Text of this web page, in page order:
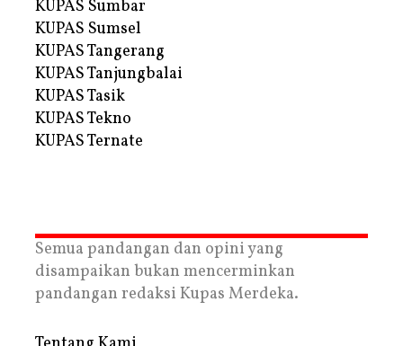
KUPAS Sumbar
KUPAS Sumsel
KUPAS Tangerang
KUPAS Tanjungbalai
KUPAS Tasik
KUPAS Tekno
KUPAS Ternate
Semua pandangan dan opini yang
disampaikan bukan mencerminkan
pandangan redaksi Kupas Merdeka.